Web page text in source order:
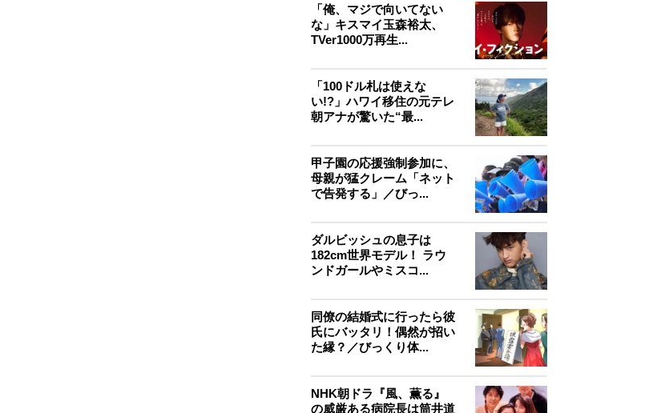
「俺、マジで向いてない
な」キスマイ玉森裕太、
TVer1000万再生...
「100ドル札は使えな
い!?」ハワイ移住の元テレ
朝アナが驚いた“最...
甲子園の応援強制参加に、
母親が猛クレーム「ネット
で告発する」／びっ...
ダルビッシュの息子は
182cm世界モデル！ ラウ
ンドガールやミスコ...
同僚の結婚式に行ったら彼
氏にバッタリ！偶然が招い
た縁？／びっくり体...
NHK朝ドラ『風、薫る』
の威厳ある病院長は筒井道